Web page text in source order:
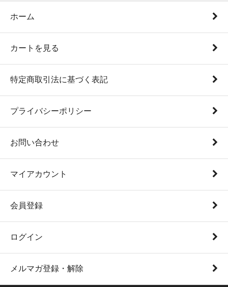
ホーム
カートを見る
特定商取引法に基づく表記
プライバシーポリシー
お問い合わせ
マイアカウント
会員登録
ログイン
メルマガ登録・解除